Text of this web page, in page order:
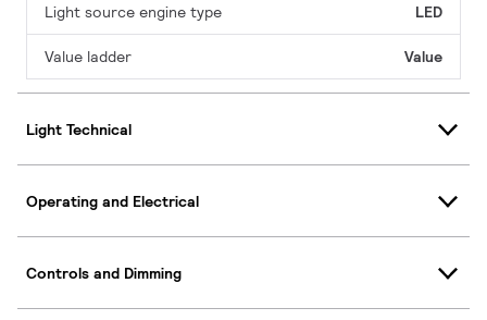
Light source engine type LED
Value ladder Value
Light Technical
Operating and Electrical
Controls and Dimming